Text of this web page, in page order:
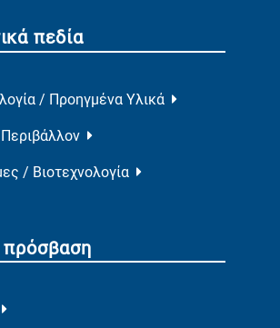
πεδία
/ Προηγμένα Υλικά
/ Βιοτεχνολογία
πρόσβαση